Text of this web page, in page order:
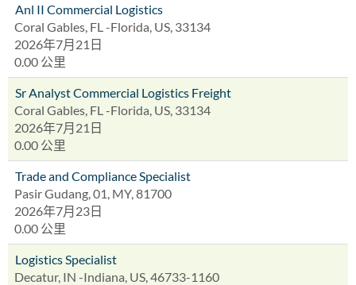
Anl II Commercial Logistics
Coral Gables, FL -Florida, US, 33134
2026年7月21日
0.00 公里
Sr Analyst Commercial Logistics Freight
Coral Gables, FL -Florida, US, 33134
2026年7月21日
0.00 公里
Trade and Compliance Specialist
Pasir Gudang, 01, MY, 81700
2026年7月23日
0.00 公里
Logistics Specialist
Decatur, IN -Indiana, US, 46733-1160